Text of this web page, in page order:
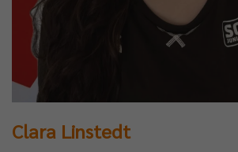
Clara Linstedt